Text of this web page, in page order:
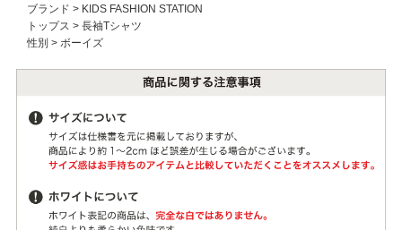
ブランド > KIDS FASHION STATION
トップス > 長袖Tシャツ
性別 > ボーイズ